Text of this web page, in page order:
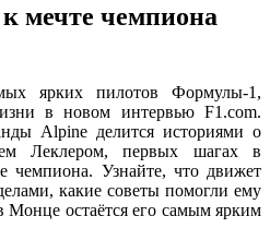
мечте чемпиона
ярких пилотов Формулы-1,
в новом интервью F1.com.
Alpine делится историями о
Леклером, первых шагах в
чемпиона. Узнайте, что движет
какие советы помогли ему
Монце остаётся его самым ярким